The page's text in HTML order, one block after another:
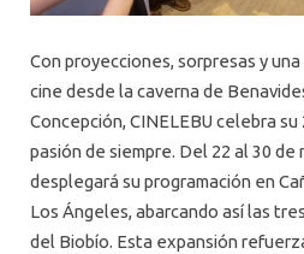
Con proyecciones, sorpresas y
cine desde la caverna de
Concepción, CINELEBU celebra su
pasión de siempre. Del 22 al 30
desplegará su programación en
Los Ángeles, abarcando así las
del Biobío. Esta expansión